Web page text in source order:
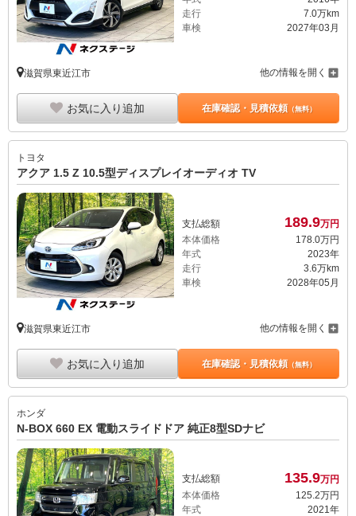
走行
7.0万km
車検
2027年03月
滋賀県東近江市 他の情報を開く
お気に入り追加 在庫確認・見積依頼（無料）
トヨタ
アクア 1.5 Z 10.5型ディスプレイオーディオ TV
支払総額 189.9万円
本体価格
178.0万円
年式
2023年
走行
3.6万km
車検
2028年05月
滋賀県東近江市 他の情報を開く
お気に入り追加 在庫確認・見積依頼（無料）
ホンダ
N-BOX 660 EX 電動スライドドア 純正8型SDナビ
支払総額 135.9万円
本体価格
125. 2万円
年式
2021年